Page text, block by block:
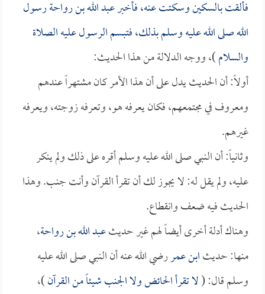
فألقت بالسكين وسكتت عنه، فأخبرعبد الله بن رواحةرسول
الله صلى الله عليه وسلم بذلك، فتبسم الرسول عليه الصلاة
والسلام)، ووجه الدلالة من هذا الحديث:
أولاً: أن الحديث يدل على أن هذا الأمر كان مشتهراً عندهم
ومعروف في مجتمعهم، فكان يعرفه هو، وتعرفه زوجته، ويعرفه
غيرهم.
وثانياً: أن النبي صلى الله عليه وسلم أقره على ذلك ولم ينكر
عليه، ولم يقل له: لا يجوز لك أن تقرأ القرآن وأنت جنب. وهذا
الحديث فيه ضعف وانقطاع.
وهناك أدلة أخرى أيضاً لهم غير حديثعبد الله بن رواحة،
منها: حديثابن عمررضي الله عنه أن النبي صلى الله عليه
وسلم قال: (لا تقرأ الحائض ولا الجنب شيئاً من القرآن)،